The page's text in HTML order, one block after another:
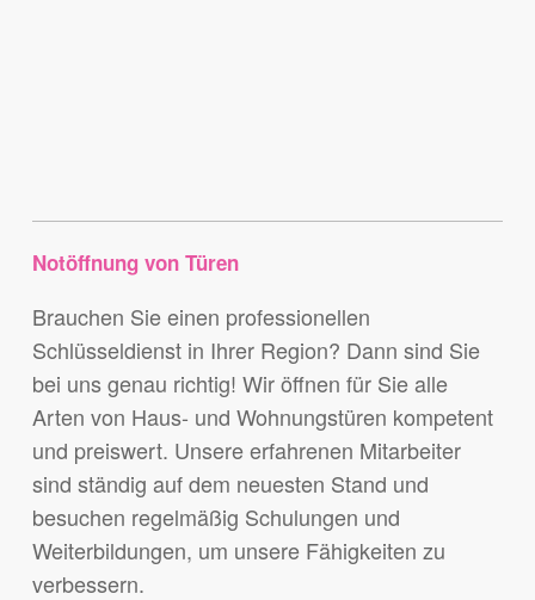
Notöffnung von Türen
Brauchen Sie einen professionellen
Schlüsseldienst in Ihrer Region? Dann sind Sie
bei uns genau richtig! Wir öffnen für Sie alle
Arten von Haus- und Wohnungstüren kompetent
und preiswert. Unsere erfahrenen Mitarbeiter
sind ständig auf dem neuesten Stand und
besuchen regelmäßig Schulungen und
Weiterbildungen, um unsere Fähigkeiten zu
verbessern.